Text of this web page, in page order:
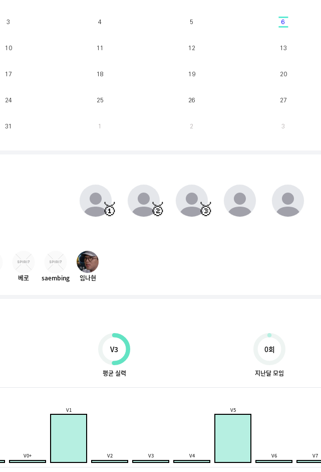
3 4 5 6
10 11 12 13
17 18 19 20
24 25 26 27
31 1 2 3
매주 월요일부터 일요일까지 가장 클라이밍 시간이 많은 유저를 실시간으로 반영.
동점자 처리방식 : 클라이밍 횟수가 많은 순
🥇 🥈 🥉
베로 saembing 임나현
V3
평균 실력
0회
지난달 모임
V0+
V1
V2 V3 V4
V5
V6 V7